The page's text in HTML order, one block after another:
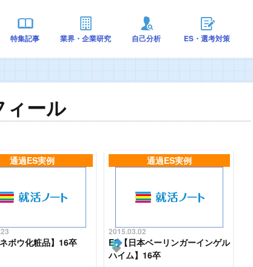
特集記事 業界・企業研究 自己分析 ES・選考対策
ィール
通過ES実例
ボウ化粧品】16卒
通過ES実例
2015.03.02
ES【日本ベーリンガーインゲル
ハイム】16卒